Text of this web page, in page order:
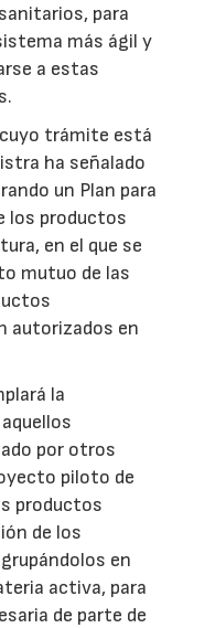
para
más ágil y
a estas
trámite está
ha señalado
un Plan para
los productos
en el que se
mutuo de las
autorizados en
la
por otros
piloto de
productos
de los
en
activa, para
de parte de